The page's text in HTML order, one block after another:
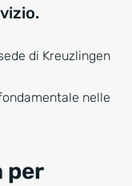
di Kreuzlingen
nelle
per